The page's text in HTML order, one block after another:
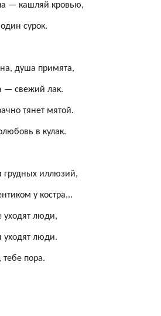
— кашляй кровью,
сурок.
, душа примята,
— свежий лак.
тянет мятой.
в кулак.
грудных иллюзий,
у костра...
уходят люди,
уходят люди.
пора.